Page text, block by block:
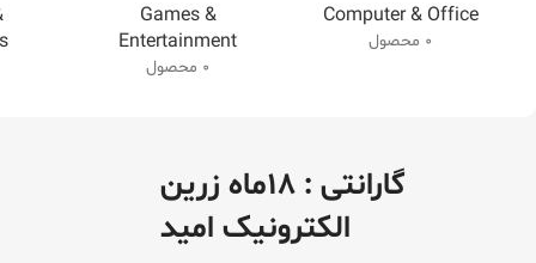
Computer & Office
0 محصول
Games &
Entertainment
0 محصول
گارانتی : 18ماه زرین
الکترونیک امید